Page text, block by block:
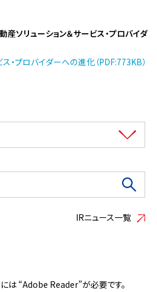
動産ソリューション＆サービス・プロバイダ
・プロバイダーへの進化（PDF:773KB）
IRニュース一覧
は “Adobe Reader”が必要です。